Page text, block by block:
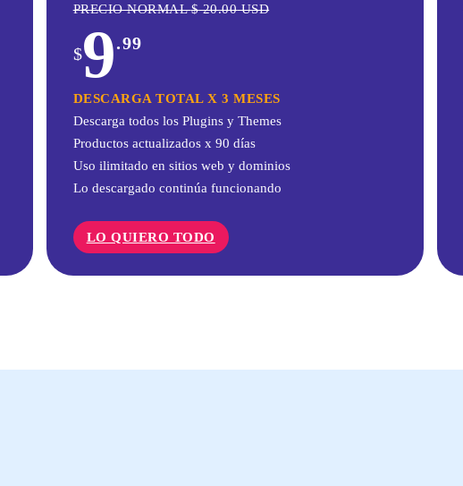
PRECIO NORMAL$20.00USD
$9.99
DESCARGA TOTAL X 3 MESES
Descarga todos los Plugins y Themes
Productos actualizados x 90 días
Uso ilimitado en sitios web y dominios
Lo descargado continúa funcionando
LO QUIERO TODO